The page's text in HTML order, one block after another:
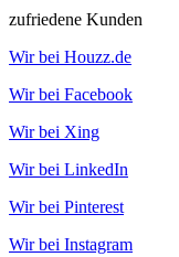
zufriedene Kunden
Wir bei Houzz.de
Wir bei Facebook
Wir bei Xing
Wir bei LinkedIn
Wir bei Pinterest
Wir bei Instagram